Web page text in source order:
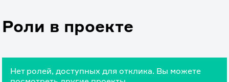
Роли в проекте
Нет ролей, доступных для отклика. Вы можете